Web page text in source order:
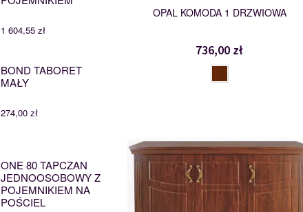
1 604,55 zł
BOND TABORET
MAŁY
274,00 zł
ONE 80 TAPCZAN
JEDNOOSOBOWY Z
POJEMNIKIEM NA
POŚCIEL
OPAL KOMODA 1 DRZWIOWA
736,00 zł